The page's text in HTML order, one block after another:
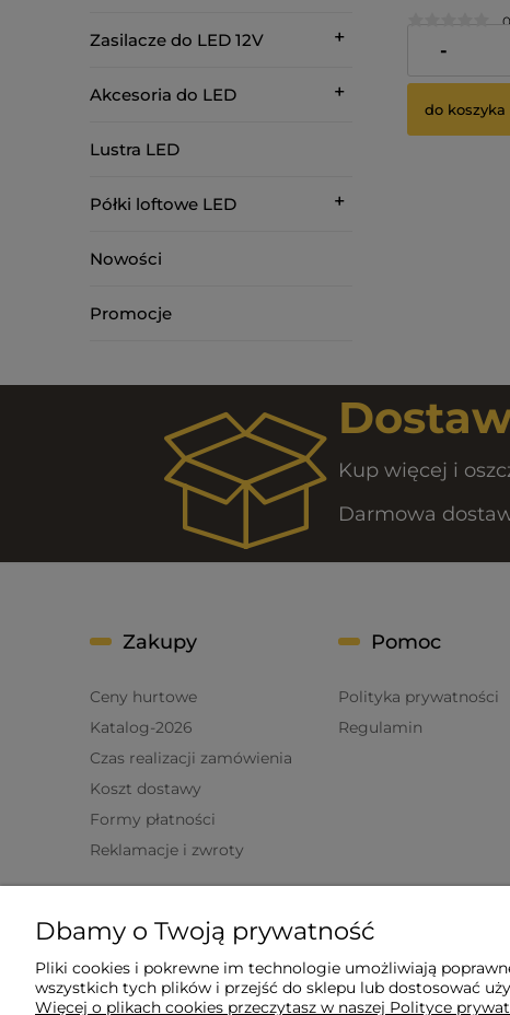
Zasilacze do LED 12V
Akcesoria do LED
Lustra LED
Półki loftowe LED
Nowości
Promocje
225,00 zł
-
do koszyka
Kup więcej i
Darmowa
Zakupy
Ceny hurtowe
Katalog-2026
Czas realizacji zamówienia
Koszt dostawy
Formy płatności
Reklamacje i zwroty
Pomoc
Polityka prywatności
Regulamin
O nas
Kontakt
Dbamy o Twoją prywatność
Pliki cookies i pokrewne im technologie umożliwiają
wszystkich tych plików i przejść do sklepu lub dostosować
Więcej o plikach cookies przeczytasz w naszej Polityce